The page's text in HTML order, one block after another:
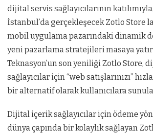
dijital servis sağlayıcılarının katılımıyla,
İstanbul’da gerçekleşecek Zotlo Store
mobil uygulama pazarındaki dinamik
yeni pazarlama stratejileri masaya
Teknasyon’un son yeniliği Zotlo Store,
sağlayıcılar için “web satışlarınızı”
bir alternatif olarak kullanıcılara
Dijital içerik sağlayıcılar için ödeme
dünya çapında bir kolaylık sağlayan